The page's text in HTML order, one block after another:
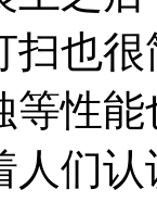
扫也
等性
人们